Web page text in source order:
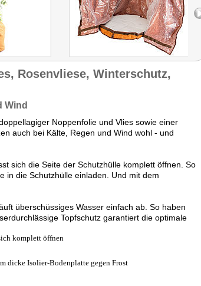
Rosenvliese, Winterschutz,
Wind
Noppenfolie und Vlies sowie einer
auch bei Kälte, Regen und Wind wohl - und
sich die Seite der Schutzhülle komplett öffnen. So
in die Schutzhülle einladen. Und mit dem
überschüssiges Wasser einfach ab. So haben
Topfschutz garantiert die optimale
komplett öffnen
dicke Isolier-Bodenplatte gegen Frost